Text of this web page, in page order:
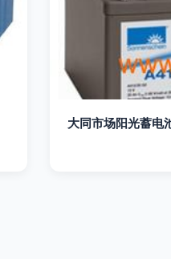
大同市场阳光蓄电